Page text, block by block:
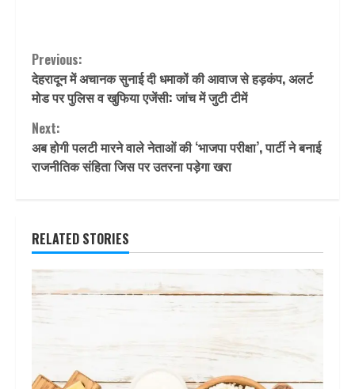
Continue
Reading
Previous:
देहरादून में अचानक सुनाई दी धमाकों की आवाज से हड़कंप, अलर्ट
मोड पर पुलिस व खुफिया एजेंसी: जांच में जुटी टीमें
Next:
अब होगी पलटी मारने वाले नेताओं की ‘भाजपा परीक्षा’, पार्टी ने बनाई
राजनीतिक संहिता जिस पर उतरना पड़ेगा खरा
RELATED STORIES